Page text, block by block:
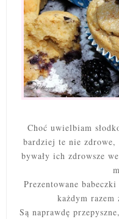
Choć uwielbiam
bardziej te nie
bywały ich zdrowsze
Prezentowane
każdym
Są naprawdę